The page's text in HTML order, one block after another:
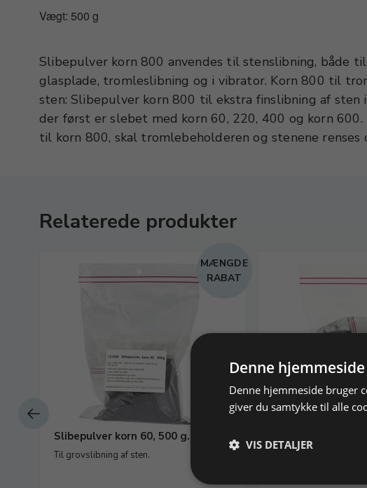
Vægt: 500 g
Slibepulver korn 800 anvendes til stenslibning, både
glasplade, tromleslibning og i vibrator. Korn 800 til
sten: Slibepulver korn 800 til ekstra finslibning af sten
der først er slebet med korn 60, 220, 400 og korn 600.
til korn 800, skal tromlebeholderen og stenene renses
ikke føres grovere korn med over i denne proces.
rene tromle og i en 1 kg. tromle tilsættes et par spsk.
800. Vand hældes i til stenene netop er dækket.
Relaterede produkter
MÆNGDE
RABAT
Slibepulver korn 60, 500 g.
Til grovslibning af sten. Til let grovslibning af
Denne
Denne hjemmeside bruger
giver du samtykke til alle
VIS DETALJER